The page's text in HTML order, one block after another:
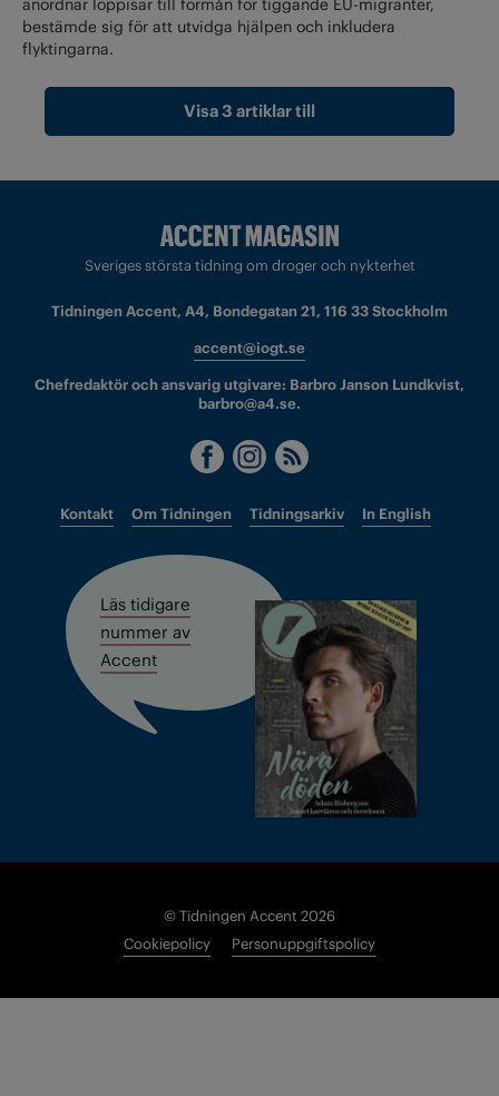
anordnar loppisar till förmån för tiggande EU-migranter,
bestämde sig för att utvidga hjälpen och inkludera
flyktingarna.
Visa 3 artiklar till
Sveriges största tidning om droger och nykterhet
Tidningen Accent, A4, Bondegatan 21, 116 33 Stockholm
accent@iogt.se
Chefredaktör och ansvarig utgivare: Barbro Janson Lundkvist,
barbro@a4.se.
Kontakt Om Tidningen Tidningsarkiv In English
Läs tidigare
nummer av
Accent
© Tidningen Accent 2026
Cookiepolicy
Personuppgiftspolicy